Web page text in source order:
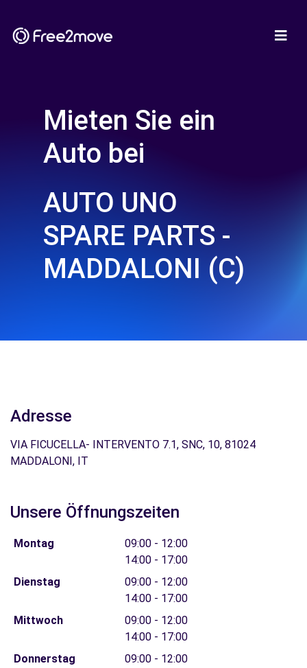
Mieten Sie ein
Auto bei
AUTO UNO
SPARE PARTS -
MADDALONI (C)
Adresse
VIA FICUCELLA- INTERVENTO 7.1, SNC, 10, 81024
MADDALONI, IT
Unsere Öffnungszeiten
Montag
09:00 - 12:00
14:00 - 17:00
Dienstag
09:00 - 12:00
14:00 - 17:00
Mittwoch
09:00 - 12:00
14:00 - 17:00
Donnerstag
09:00 - 12:00